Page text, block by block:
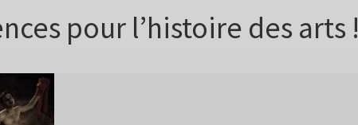
pour l’histoire des arts !